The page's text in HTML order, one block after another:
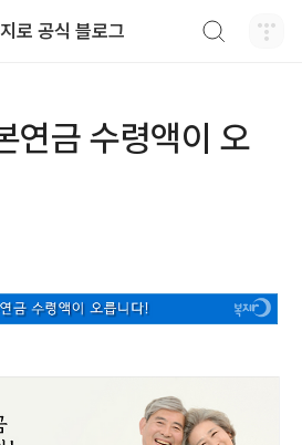
로 공식 블로그
연금 수령액이 오